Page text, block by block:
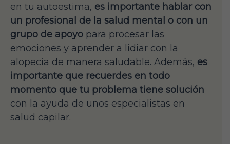
en tu autoestima, es importante hablar con
un profesional de la salud mental o con un
grupo de apoyo para procesar las
emociones y aprender a lidiar con la
alopecia de manera saludable. Además, es
importante que recuerdes en todo
momento que tu problema tiene solución
con la ayuda de unos especialistas en
salud capilar.